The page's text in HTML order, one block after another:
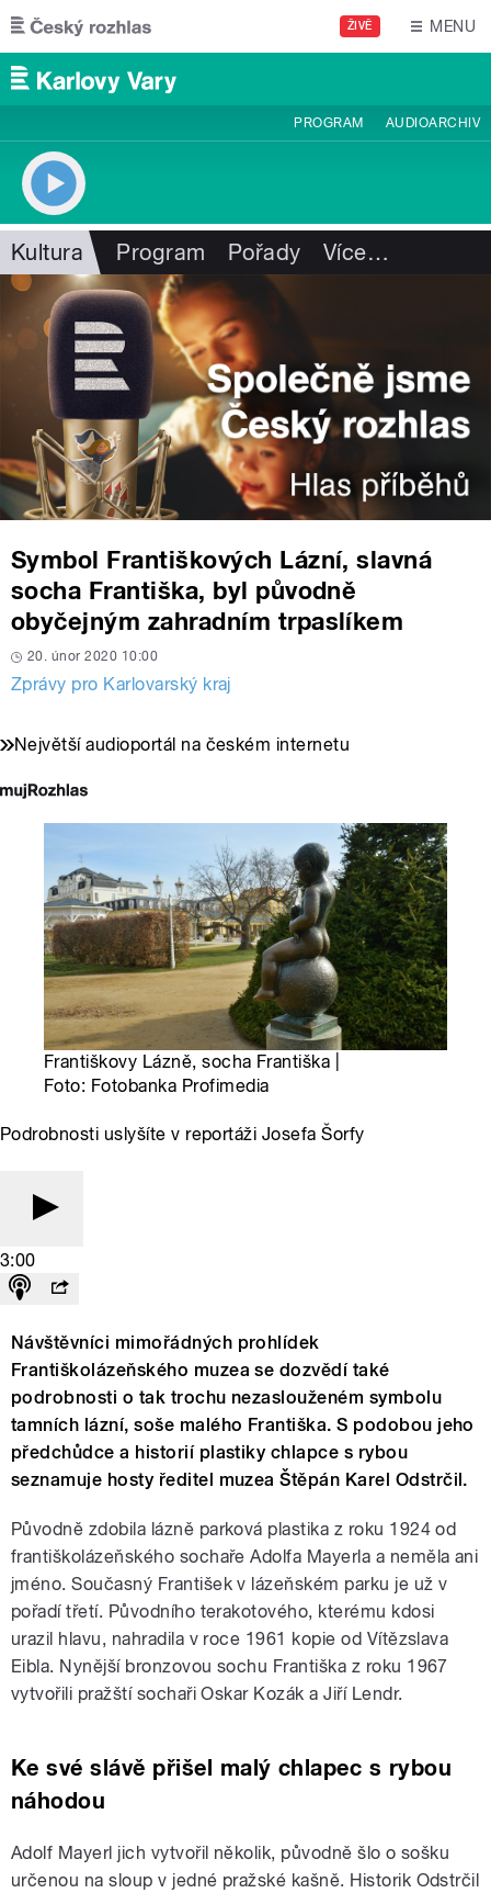
Přejít k hlavnímu obsahu
ŽIVĚ MENU
PROGRAM AUDIOARCHIV
Kultura Program Pořady Více…
Symbol Františkových Lázní, slavná
socha Františka, byl původně
obyčejným zahradním trpaslíkem
20. únor 2020 10:00
Zprávy pro Karlovarský kraj
Největší audioportál na českém internetu
Františkovy Lázně, socha Františka |
Foto: Fotobanka Profimedia
Podrobnosti uslyšíte v reportáži Josefa Šorfy
3:00
Návštěvníci mimořádných prohlídek
Františkolázeňského muzea se dozvědí také
podrobnosti o tak trochu nezaslouženém symbolu
tamních lázní, soše malého Františka. S podobou jeho
předchůdce a historií plastiky chlapce s rybou
seznamuje hosty ředitel muzea Štěpán Karel Odstrčil.
Původně zdobila lázně parková plastika z roku 1924 od
františkolázeňského sochaře Adolfa Mayerla a neměla ani
jméno. Současný František v lázeňském parku je už v
pořadí třetí. Původního terakotového, kterému kdosi
urazil hlavu, nahradila v roce 1961 kopie od Vítězslava
Eibla. Nynější bronzovou sochu Františka z roku 1967
vytvořili pražští sochaři Oskar Kozák a Jiří Lendr.
Ke své slávě přišel malý chlapec s rybou
náhodou
Adolf Mayerl jich vytvořil několik, původně šlo o sošku
určenou na sloup v jedné pražské kašně. Historik Odstrčil